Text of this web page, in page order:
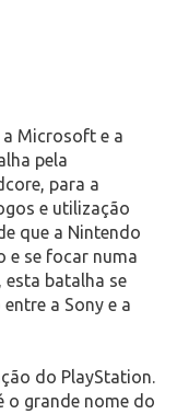
a Microsoft e a
pela
para a
e utilização
que a Nintendo
e se focar numa
esta batalha se
a Sony e a
do PlayStation.
o grande nome do